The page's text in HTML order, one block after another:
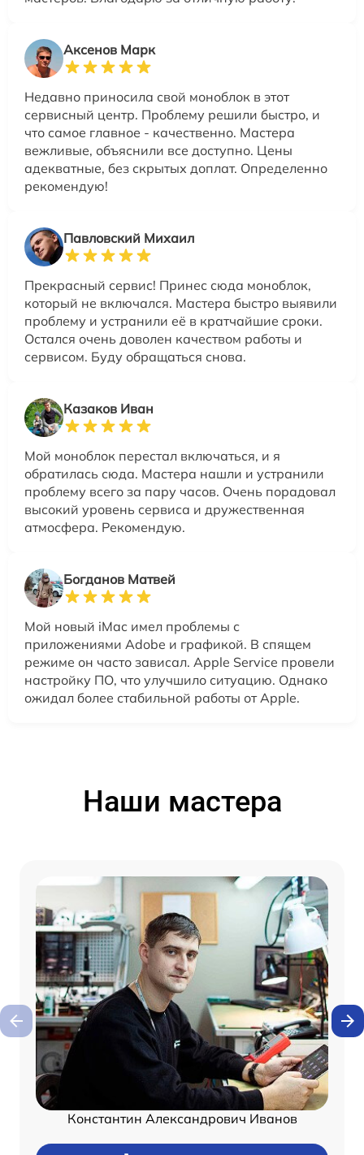
Аксенов Марк
Недавно приносила свой моноблок в этот
сервисный центр. Проблему решили быстро, и
что самое главное - качественно. Мастера
вежливые, объяснили все доступно. Цены
адекватные, без скрытых доплат. Определенно
рекомендую!
Павловский Михаил
Прекрасный сервис! Принес сюда моноблок,
который не включался. Мастера быстро выявили
проблему и устранили её в кратчайшие сроки.
Остался очень доволен качеством работы и
сервисом. Буду обращаться снова.
Казаков Иван
Мой моноблок перестал включаться, и я
обратилась сюда. Мастера нашли и устранили
проблему всего за пару часов. Очень порадовал
высокий уровень сервиса и дружественная
атмосфера. Рекомендую.
Богданов Матвей
Мой новый iMac имел проблемы с
приложениями Adobe и графикой. В спящем
режиме он часто зависал. Apple Service провели
настройку ПО, что улучшило ситуацию. Однако
ожидал более стабильной работы от Apple.
Наши мастера
Константин Александрович Иванов